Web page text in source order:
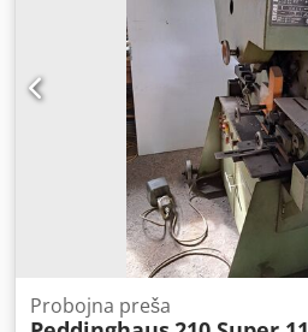
Probojna preša